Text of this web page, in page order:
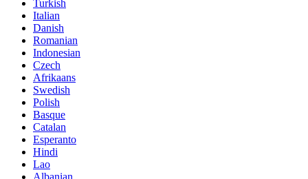
Turkish
Italian
Danish
Romanian
Indonesian
Czech
Afrikaans
Swedish
Polish
Basque
Catalan
Esperanto
Hindi
Lao
Albanian